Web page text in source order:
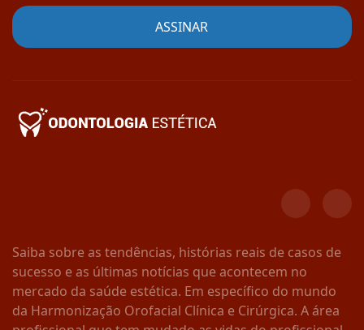
Saiba sobre as tendências, histórias reais de casos de
sucesso e as últimas notícias que acontecem no
mercado da saúde estética. Em específico do mundo
da Harmonização Orofacial Clínica e Cirúrgica. A área